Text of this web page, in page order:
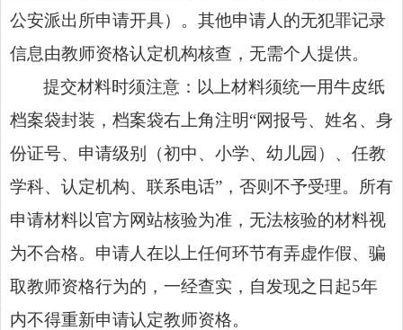
公安派出所申请开具）。其他申请人的无犯罪记录
信息由教师资格认定机构核查，无需个人提供。
提交材料时须注意：以上材料须统一用牛皮纸
档案袋封装，档案袋右上角注明“网报号、姓名、身
份证号、申请级别（初中、小学、幼儿园）、任教
学科、认定机构、联系电话”，否则不予受理。所有
申请材料以官方网站核验为准，无法核验的材料视
为不合格。申请人在以上任何环节有弄虚作假、骗
取教师资格行为的，一经查实，自发现之日起5年
内不得重新申请认定教师资格。